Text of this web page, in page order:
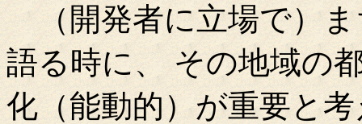
（開発者に立場で）ま
語る時に、 その地域の
化（能動的）が重要と